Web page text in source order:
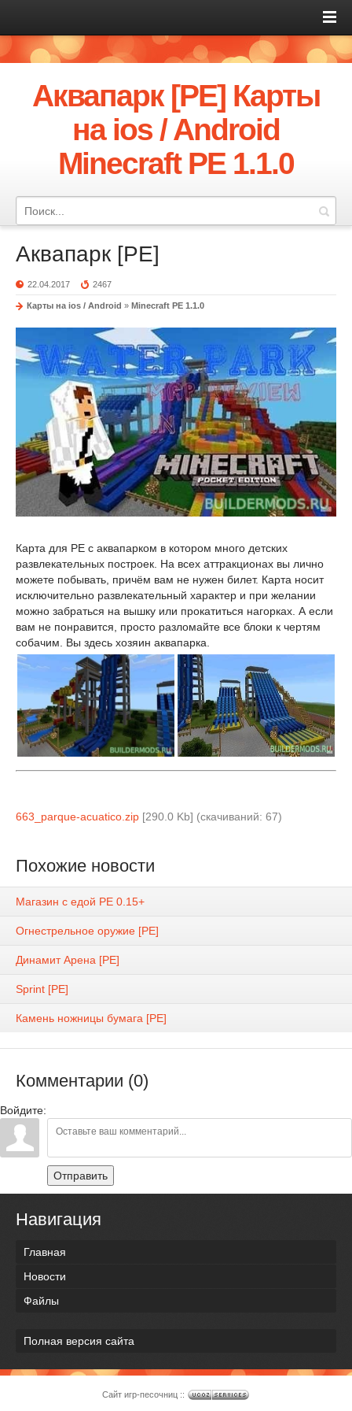
Аквапарк [PE] Карты
на ios / Android
Minecraft PE 1.1.0
Аквапарк [PE]
22.04.2017 2467
Карты на ios / Android » Minecraft PE 1.1.0
Карта для PE с аквапарком в котором много детских
развлекательных построек. На всех аттракционах вы лично
можете побывать, причём вам не нужен билет. Карта носит
исключительно развлекательный характер и при желании
можно забраться на вышку или прокатиться нагорках. А если
вам не понравится, просто разломайте все блоки к чертям
собачим. Вы здесь хозяин аквапарка.
663_parque-acuatico.zip [290.0 Kb] (cкачиваний: 67)
Похожие новости
Магазин с едой PE 0.15+
Огнестрельное оружие [PE]
Динамит Арена [PE]
Sprint [PE]
Камень ножницы бумага [PE]
Комментарии (0)
Войдите:
Отправить
Навигация
Главная
Новости
Файлы
Полная версия сайта
Сайт игр-песочниц ::